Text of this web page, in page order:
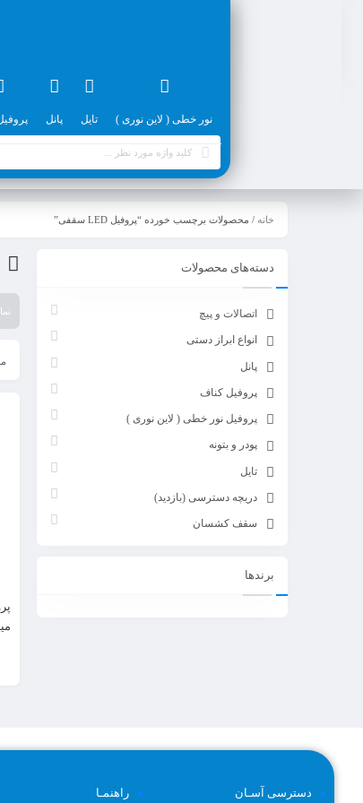
نور خطی ( لاین نوری ) تایل پانل
خانه / محصولات برچسب خورده “پروفیل LED سقفی”
دسته‌های محصولات
اتصالات و پیچ
انواع ابراز دستی
پانل
پروفیل کناف
پروفیل نور خطی ( لاین نوری )
پودر و بتونه
تایل
دریچه دسترسی (بازدید)
سقف کشسان
برندها
دسترسی آسـان راهنمـا